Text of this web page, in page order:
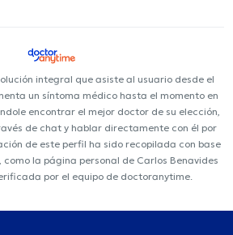
integral que asiste al usuario desde el
un síntoma médico hasta el momento en
encontrar el mejor doctor de su elección,
de chat y hablar directamente con él por
de este perfil ha sido recopilada con base
la página personal de Carlos Benavides
por el equipo de doctoranytime.